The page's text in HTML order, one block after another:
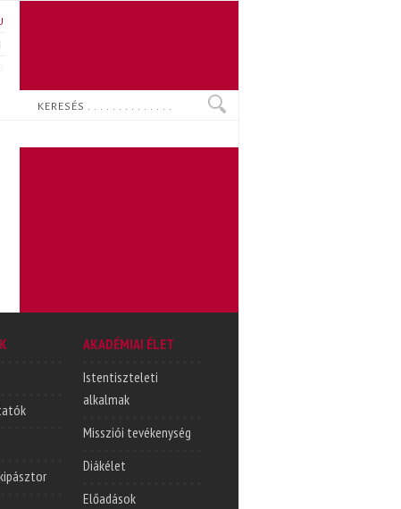
Keresés
AKADÉMIAI ÉLET
Istentiszteleti
alkalmak
Missziói tevékenység
Diákélet
Előadások